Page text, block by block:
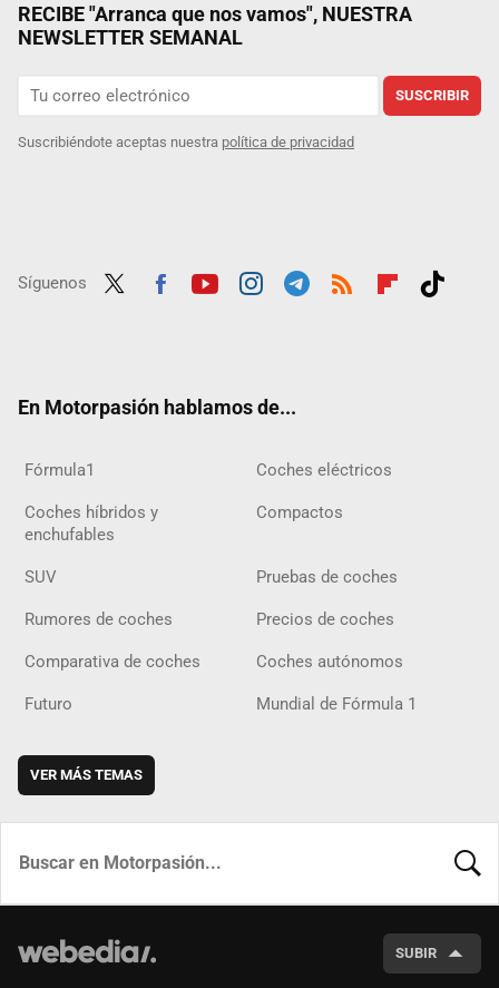
RECIBE "Arranca que nos vamos", NUESTRA
NEWSLETTER SEMANAL
SUSCRIBIR
Suscribiéndote aceptas nuestra política de privacidad
Síguenos
En Motorpasión hablamos de...
Fórmula1 Coches eléctricos
Coches híbridos y
enchufables
Compactos
SUV Pruebas de coches
Rumores de coches Precios de coches
Comparativa de coches Coches autónomos
Futuro Mundial de Fórmula 1
VER MÁS TEMAS
SUBIR